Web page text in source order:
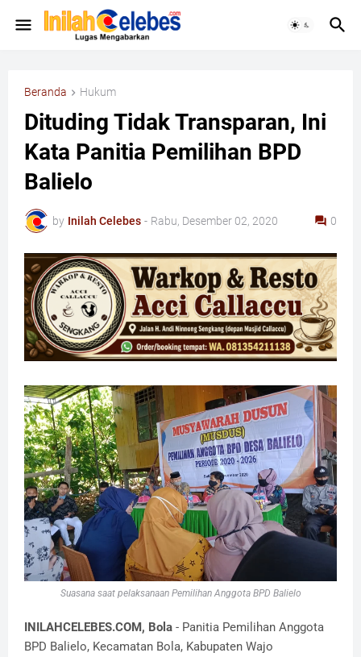
Beranda Hukum
Dituding Tidak Transparan, Ini
Kata Panitia Pemilihan BPD
Balielo
by Inilah Celebes - Rabu, Desember 02, 2020 0
Suasana saat pelaksanaan Pemilihan Anggota BPD Balielo
INILAHCELEBES.COM, Bola - Panitia Pemilihan Anggota
BPD Balielo, Kecamatan Bola, Kabupaten Wajo